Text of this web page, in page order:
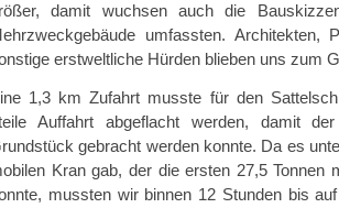
damit wuchsen auch die
umfassten. Architekten,
erstweltliche Hürden blieben uns zum
1,3 km Zufahrt musste für den
Auffahrt abgeflacht werden, damit
gebracht werden konnte. Da es
Kran gab, der die ersten 27,5 Tonnen
mussten wir binnen 12 Stunden bis